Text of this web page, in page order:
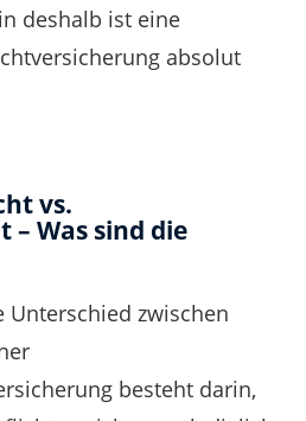
deshalb ist eine
absolut
vs.
Was sind die
Unterschied zwischen
besteht darin,